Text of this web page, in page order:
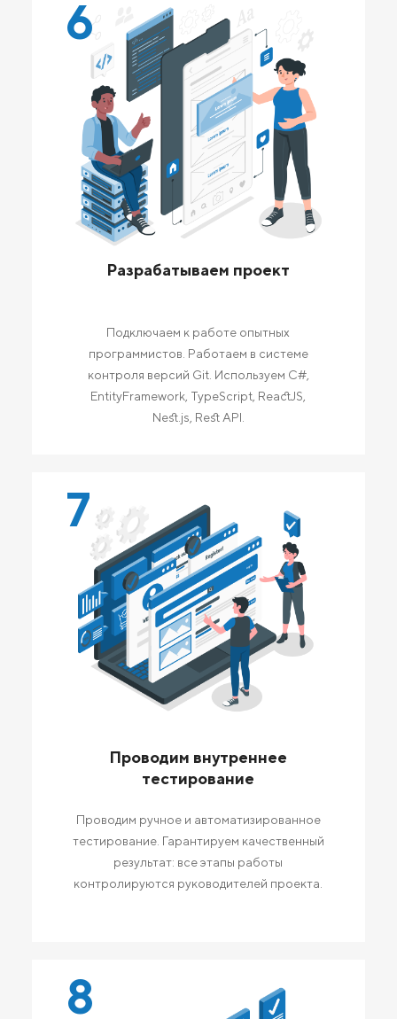
6
Разрабатываем проект
Подключаем к работе опытных
программистов. Работаем в системе
контроля версий Git. Используем C#,
EntityFramework, TypeScript, ReactJS,
Nest.js, Rest API.
7
Проводим внутреннее
тестирование
Проводим ручное и автоматизированное
тестирование. Гарантируем качественный
результат: все этапы работы
контролируются руководителей проекта.
8